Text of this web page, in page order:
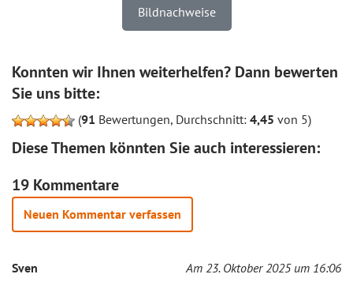
Bildnachweise
Konnten wir Ihnen weiterhelfen? Dann bewerten
Sie uns bitte:
(91 Bewertungen, Durchschnitt: 4,45 von 5)
Diese Themen könnten Sie auch interessieren:
19 Kommentare
Neuen Kommentar verfassen
Sven Am 23. Oktober 2025 um 16:06